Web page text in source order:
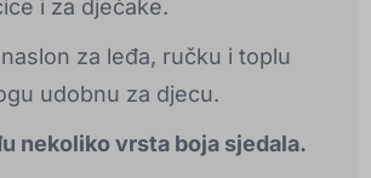
i za dječake.
za leđa, ručku i toplu
udobnu za djecu.
nekoliko vrsta boja sjedala.